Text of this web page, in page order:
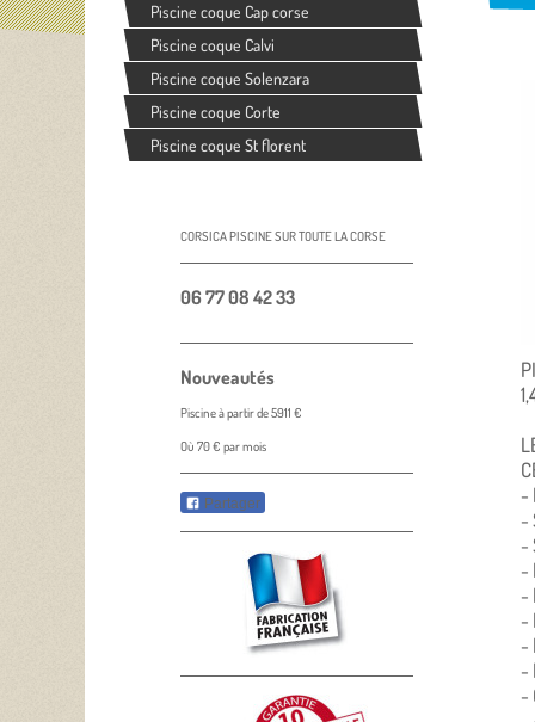
Piscine coque Cap corse
Piscine coque Calvi
Piscine coque Solenzara
Piscine coque Corte
Piscine coque St florent
CORSICA PISCINE SUR TOUTE LA CORSE
06 77 08 42 33
Nouveautés
Piscine à partir de 5911 €
Où 70 € par mois
Partager
-
-
-
-
-
-
-
-
-